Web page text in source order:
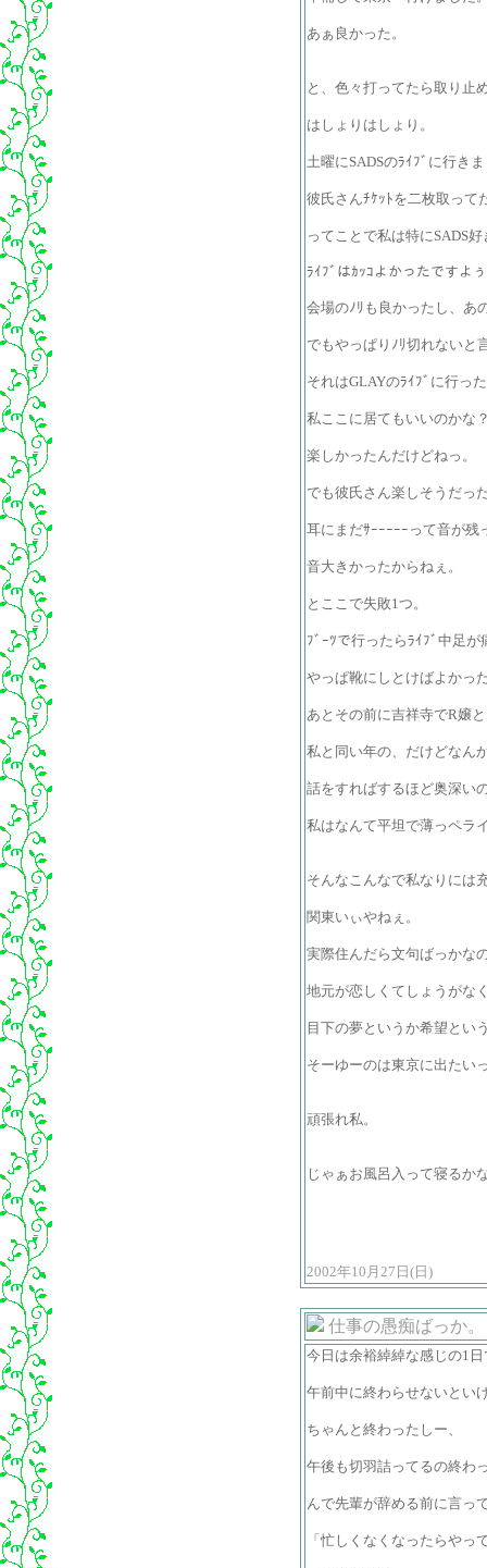
あぁ良かった。
と、色々打ってたら取り止
はしょりはしょり。
土曜にSADSのﾗｲﾌﾞに行き
彼氏さんﾁｹｯﾄを二枚取って
ってことで私は特にSADS
ﾗｲﾌﾞはｶｯｺよかったですよ
会場のﾉﾘも良かったし、あ
でもやっぱりﾉﾘ切れないと
それはGLAYのﾗｲﾌﾞに行っ
私ここに居てもいいのかな
楽しかったんだけどねっ。
でも彼氏さん楽しそうだっ
耳にまだｻｰｰｰｰｰって音が残
音大きかったからねぇ。
とここで失敗1つ。
ﾌﾞｰﾂで行ったらﾗｲﾌﾞ中足
やっぱ靴にしとけばよかっ
あとその前に吉祥寺でR嬢
私と同い年の、だけどなん
話をすればするほど奥深い
私はなんて平坦で薄っペラ
そんなこんなで私なりには
関東いぃやねぇ。
実際住んだら文句ばっかな
地元が恋しくてしょうがな
目下の夢というか希望とい
そーゆーのは東京に出たい
頑張れ私。
じゃぁお風呂入って寝るか
2002年10月27日(日)
仕事の愚痴ばっか。
今日は余裕綽綽な感じの1
午前中に終わらせないとい
ちゃんと終わったしー、
午後も切羽詰ってるの終わ
んで先輩が辞める前に言っ
「忙しくなくなったらやっ